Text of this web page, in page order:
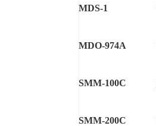
MDS-1
MDO-974A
SMM-100C
SMM-200C